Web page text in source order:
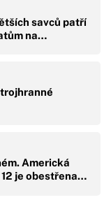
savců patří
na…
Americká
je obestřena…